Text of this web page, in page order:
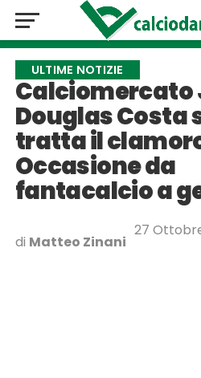
ULTIME NOTIZIE
Calciomercato
Douglas Costa
tratta il
Occasione da
fantacalcio a
di Matteo Zinani
27